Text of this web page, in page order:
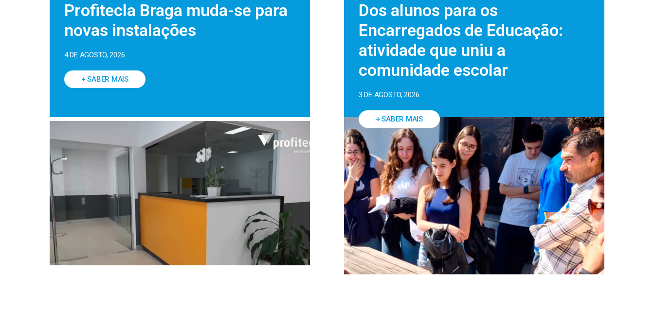
Profitecla Braga muda-se para
novas instalações
4 DE AGOSTO, 2026
+ SABER MAIS
Dos alunos para os
Encarregados de Educação:
atividade que uniu a
comunidade escolar
3 DE AGOSTO, 2026
+ SABER MAIS